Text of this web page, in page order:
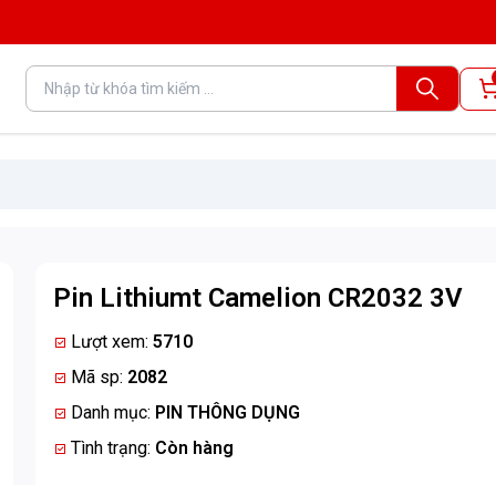
Pin Lithiumt Camelion CR2032 3V
Lượt xem:5710
Mã sp: 2082
Danh mục: PIN THÔNG DỤNG
Tình trạng: Còn hàng